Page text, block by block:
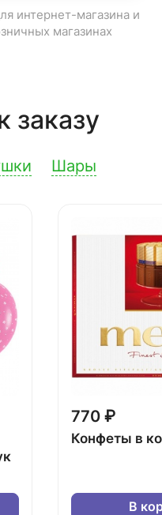
интернет-магазина и
магазинах
заказу
Шары
770 ₽
Конфеты в
В